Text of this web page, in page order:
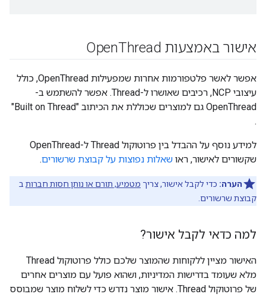
אישור באמצעות Open Thread
אפשר לאשר פלטפורמות אחרות שמפעילות OpenThread, כולל
עיצובי NCP, רכיבים שאושרו ל-Thread. אפשר להשתמש ב-
OpenThread גם למוצרים שכוללת את הכיתוב "Built on Thread"
.
למידע נוסף על ההבדל בין פרוטוקול Thread ל-OpenThread
שקשורים לאישור, ראו שאלות נפוצות על קבוצת שרשורים.
הערה: כדי לקבל אישור, צריך מטמיע, תורם או נותן חסות חברות ב
קבוצת שרשורים.
למה כדאי לקבל אישור?
האישור מציין ללקוחות שהמוצר שלכם כולל פרוטוקול Thread
מלא שעומד בדרישות המדיניות, ושהוא פועל עם מוצרים אחרים
של פרוטוקול Thread. אישור מוצר נדרש כדי לשלוח מוצר שמבוסס